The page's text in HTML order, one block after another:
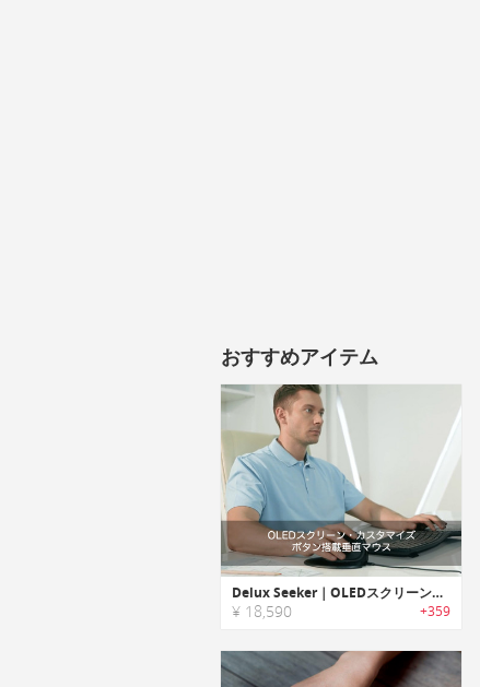
おすすめアイテム
Delux Seeker｜OLEDスクリーン・カスタマイズボタン搭載垂直マウス「デラックスシーカー」
¥ 18,590 +359